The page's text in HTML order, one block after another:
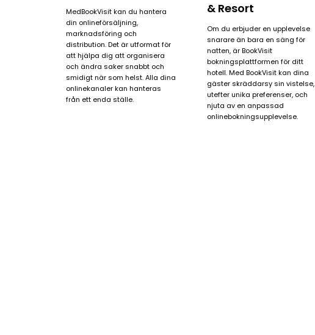
MedBookVisitkan du hantera
din onlineförsäljning,
marknadsföring och
distribution. Det är utformat för
att hjälpa dig att organisera
och ändra saker snabbt och
smidigtnär som helst. Alla dina
onlinekanaler kan hanteras
från ett enda ställe.
& Resort
Om du erbjuder en upplevelse
snarare än bara en säng för
natten, är BookVisit
bokningsplattformen för ditt
hotell. Med BookVisit kan dina
gäster skräddarsy sin vistelse,
utefter unika preferenser, och
njuta av en anpassad
onlinebokningsupplevelse.